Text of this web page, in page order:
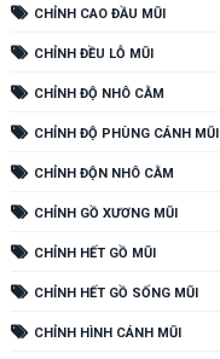
CHỈNH CAO ĐẦU MŨI
CHỈNH ĐỀU LỖ MŨI
CHỈNH ĐỘ NHÔ CẰM
CHỈNH ĐỘ PHÙNG CÁNH MŨI
CHỈNH ĐỘN NHÔ CẰM
CHỈNH GỒ XƯƠNG MŨI
CHỈNH HẾT GỒ MŨI
CHỈNH HẾT GỒ SỐNG MŨI
CHỈNH HÌNH CÁNH MŨI